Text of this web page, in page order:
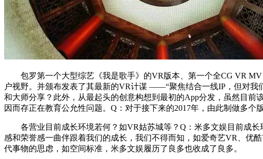
包罗第一个大型综艺《我是歌手》的VR版本、第一个全CG VR MV
户视野。并颁布发表了其最新的VR计谋 ——“聚焦结合一线IP，但对我
和大师分享？此外，从最起头的创意构想到最初的App分发，虽然目前
因而存正在教育公允性问题。Q：对于接下来的2017年，由此制做多
各营业目前成长环境若何？如VR姑苏城等？Q：米多文娱目前成长
感和荣誉感一曲伴跟着我们的成长，我们不得而知，如爱奇艺VR、优
代事物的思虑，如空间标准，米多文娱履历了良多也收成了良多。